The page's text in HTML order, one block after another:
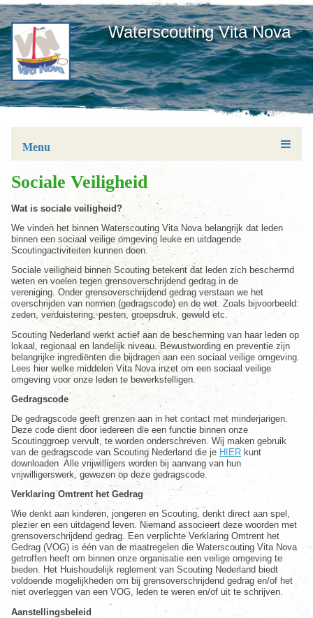
Waterscouting Vita Nova
Menu
Sociale Veiligheid
Wat is sociale veiligheid?
We vinden het binnen Waterscouting Vita Nova belangrijk dat leden
binnen een sociaal veilige omgeving leuke en uitdagende
Scoutingactiviteiten kunnen doen.
Sociale veiligheid binnen Scouting betekent dat leden zich beschermd
weten en voelen tegen grensoverschrijdend gedrag in de
vereniging. Onder grensoverschrijdend gedrag verstaan we het
overschrijden van normen (gedragscode) en de wet. Zoals bijvoorbeeld:
zeden, verduistering, pesten, groepsdruk, geweld etc.
Scouting Nederland werkt actief aan de bescherming van haar leden op
lokaal, regionaal en landelijk niveau. Bewustwording en preventie zijn
belangrijke ingrediënten die bijdragen aan een sociaal veilige omgeving.
Lees hier welke middelen Vita Nova inzet om een sociaal veilige
omgeving voor onze leden te bewerkstelligen.
Gedragscode
De gedragscode geeft grenzen aan in het contact met minderjarigen.
Deze code dient door iedereen die een functie binnen onze
Scoutinggroep vervult, te worden onderschreven. Wij maken gebruik
van de gedragscode van Scouting Nederland die je HIER kunt
downloaden Alle vrijwilligers worden bij aanvang van hun
vrijwilligerswerk, gewezen op deze gedragscode.
Verklaring Omtrent het Gedrag
Wie denkt aan kinderen, jongeren en Scouting, denkt direct aan spel,
plezier en een uitdagend leven. Niemand associeert deze woorden met
grensoverschrijdend gedrag. Een verplichte Verklaring Omtrent het
Gedrag (VOG) is één van de maatregelen die Waterscouting Vita Nova
getroffen heeft om binnen onze organisatie een veilige omgeving te
bieden. Het Huishoudelijk reglement van Scouting Nederland biedt
voldoende mogelijkheden om bij grensoverschrijdend gedrag en/of het
niet overleggen van een VOG, leden te weren en/of uit te schrijven.
Aanstellingsbeleid